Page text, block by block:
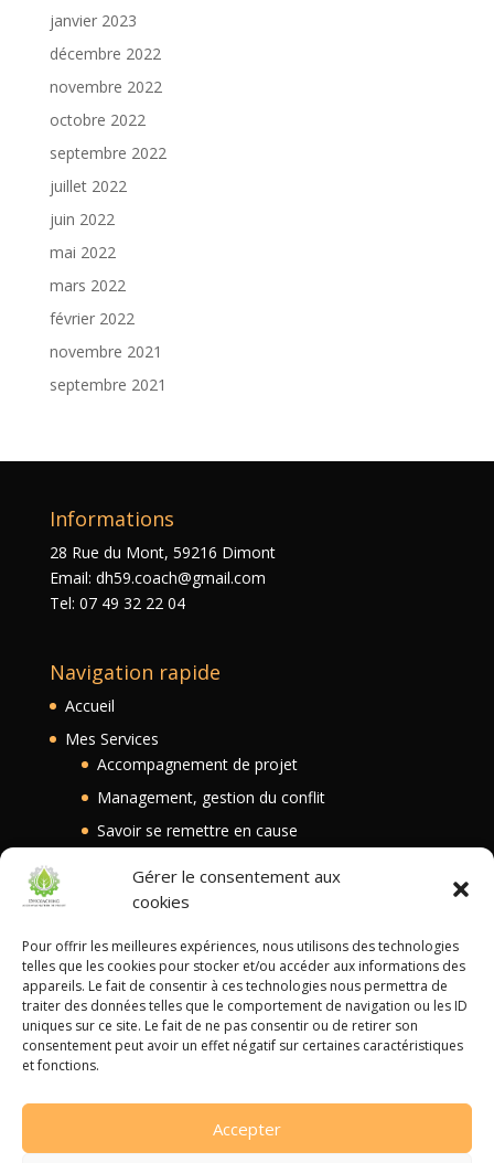
Gérer le consentement aux
cookies
Pour offrir les meilleures expériences, nous utilisons des technologies
telles que les cookies pour stocker et/ou accéder aux informations des
appareils. Le fait de consentir à ces technologies nous permettra de
traiter des données telles que le comportement de navigation ou les ID
uniques sur ce site. Le fait de ne pas consentir ou de retirer son
consentement peut avoir un effet négatif sur certaines caractéristiques
et fonctions.
Accepter
janvier 2023
décembre 2022
novembre 2022
octobre 2022
septembre 2022
juillet 2022
juin 2022
mai 2022
mars 2022
février 2022
novembre 2021
septembre 2021
Informations
28 Rue du Mont, 59216 Dimont
Email: dh59.coach@gmail.com
Tel: 07 49 32 22 04
Navigation rapide
Accueil
Mes Services
Accompagnement de projet
Management, gestion du conflit
Savoir se remettre en cause
Autres liens
Mentions Légales
Politique de confidentialité